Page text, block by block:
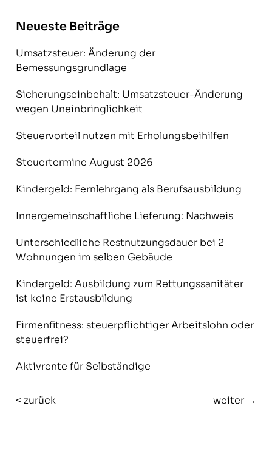
Neueste Beiträge
Umsatzsteuer: Änderung der
Bemessungsgrundlage
Sicherungseinbehalt: Umsatzsteuer-Änderung
wegen Uneinbringlichkeit
Steuervorteil nutzen mit Erholungsbeihilfen
Steuertermine August 2026
Kindergeld: Fernlehrgang als Berufsausbildung
Innergemeinschaftliche Lieferung: Nachweis
Unterschiedliche Restnutzungsdauer bei 2
Wohnungen im selben Gebäude
Kindergeld: Ausbildung zum Rettungssanitäter
ist keine Erstausbildung
Firmenfitness: steuerpflichtiger Arbeitslohn oder
steuerfrei?
Aktivrente für Selbständige
< zurück weiter →